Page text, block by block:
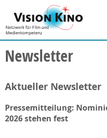
Newsletter
Aktueller Newsletter
Pressemitteilung:
2026 stehen fest